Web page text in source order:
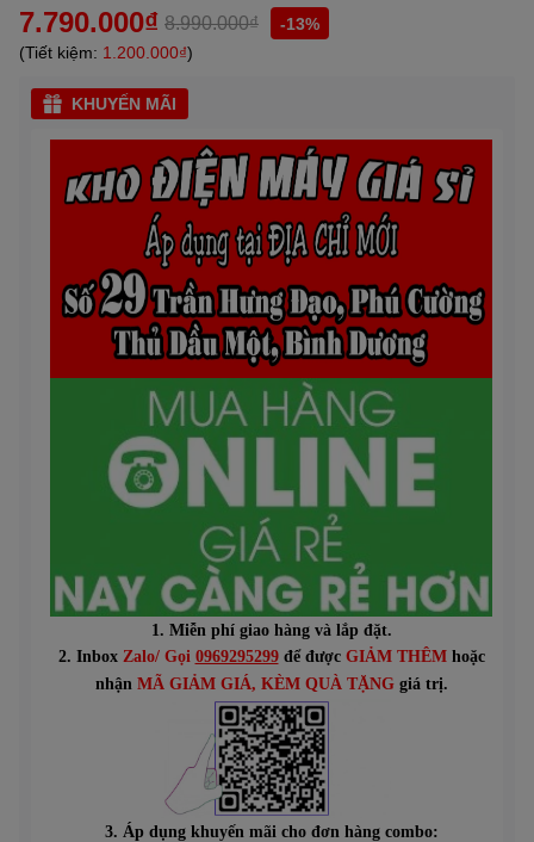
7.790.000₫ 8.990.000₫
-13%
(Tiết kiệm: 1.200.000₫)
KHUYẾN MÃI
1. Miễn phí giao hàng và lắp đặt.
2. Inbox Zalo/ Gọi 0969295299để được GIẢM THÊMhoặc
nhận MÃ GIẢM GIÁ, KÈM QUÀ TẶNGgiá trị.
3. Áp dụng khuyến mãi cho đơn hàng combo: